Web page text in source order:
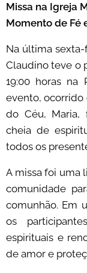
Missa na Igreja
Momento de Fé
Na última sexta-
Claudino teve o
19:00 horas na
evento, ocorrido
do Céu, Maria,
cheia de
todos os
A missa foi uma
comunidade
comunhão. Em
os
espirituais e
de amor e